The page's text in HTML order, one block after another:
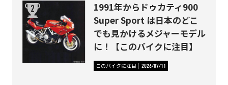
1991年からドゥカティ900
Super Sport は日本のどこ
でも見かけるメジャーモデル
に！【このバイクに注目】
このバイクに注目 2026/07/11